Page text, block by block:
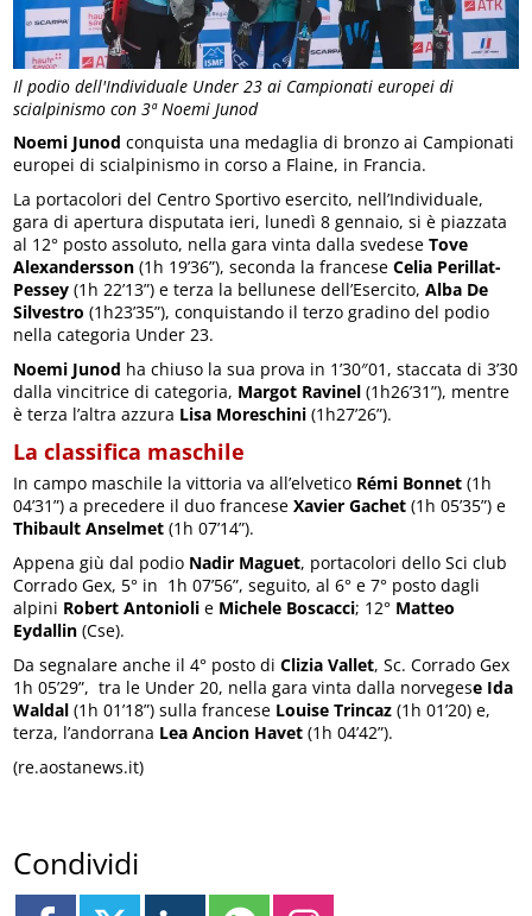
Il podio dell'Individuale Under 23 ai Campionati europei di
scialpinismo con 3ª Noemi Junod
Noemi Junod conquista una medaglia di bronzo ai Campionati
europei di scialpinismo in corso a Flaine, in Francia.
La portacolori del Centro Sportivo esercito, nell’Individuale,
gara di apertura disputata ieri, lunedì 8 gennaio, si è piazzata
al 12° posto assoluto, nella gara vinta dalla svedese Tove
Alexandersson (1h 19’36”), seconda la francese Celia Perillat-
Pessey (1h 22’13”) e terza la bellunese dell’Esercito,Alba De
Silvestro (1h23’35”), conquistando il terzo gradino del podio
nella categoria Under 23.
Noemi Junod ha chiuso la sua prova in 1’30″01, staccata di 3’30
dalla vincitrice di categoria, Margot Ravinel (1h26’31”), mentre
è terza l’altra azzura Lisa Moreschini (1h27’26”).
La classifica maschile
In campo maschile la vittoria va all’elvetico Rémi Bonnet (1h
04’31”) a precedere il duo francese Xavier Gachet (1h 05’35”) e
Thibault Anselmet (1h 07’14”).
Appena giù dal podio Nadir Maguet, portacolori dello Sci club
Corrado Gex, 5° in 1h 07’56”, seguito, al 6° e 7° posto dagli
alpini Robert Antonioli e Michele Boscacci; 12° Matteo
Eydallin (Cse).
Da segnalare anche il 4° posto diClizia Vallet, Sc. Corrado Gex
1h 05’29”, tra le Under 20, nella gara vinta dalla norvegese Ida
Waldal (1h 01’18”) sulla francese Louise Trincaz (1h 01’20) e,
terza, l’andorrana Lea Ancion Havet (1h 04’42”).
(re.aostanews.it)
Condividi